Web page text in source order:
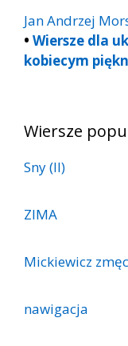
Jan Andrzej
• Wiersze dla
kobiecym
Wiersze
Sny (II)
ZIMA
Mickiewicz
nawigacja